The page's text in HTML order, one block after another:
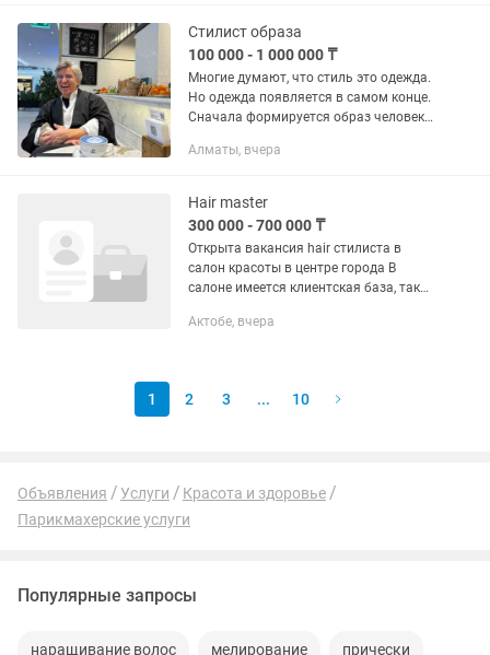
доступные цены.Напрокат также
обувь,рубашки,пальто,часы,...
Стилист образа
100 000 - 1 000 000 ₸
Многие думают, что стиль это одежда.
Но одежда появляется в самом конце.
Сначала формируется образ человека.
Можно купить дорогие вещи и всё
Алматы, вчера
Hair master
300 000 - 700 000 ₸
Открыта вакансия hair стилиста в
салон красоты в центре города В
салоне имеется клиентская база, также
Актобе, вчера
1 2 3 ... 10
Объявления Услуги
Красота и здоровье
Парикмахерские услуги
Популярные запросы
наращивание волос мелирование прически